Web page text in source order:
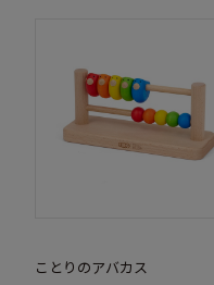
ことりのアバカス